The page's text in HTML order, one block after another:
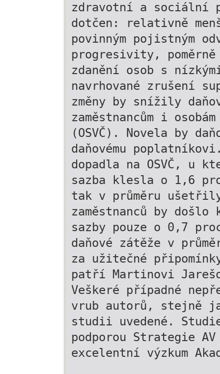
zdravotní a sociální
dotčen: relativně
povinným pojistným
progresivity,
zdanění osob s
navrhované zrušení
změny by snížily
zaměstnancům i
(OSVČ). Novela by
daňovému
dopadla na OSVČ, u
sazba klesla o 1,6
tak v průměru
zaměstnanců by došlo
sazby pouze o 0,7
daňové zátěže v
za užitečné
patří Martinovi
Veškeré případné
vrub autorů, stejně
studii uvedené.
podporou Strategie
excelentní výzkum